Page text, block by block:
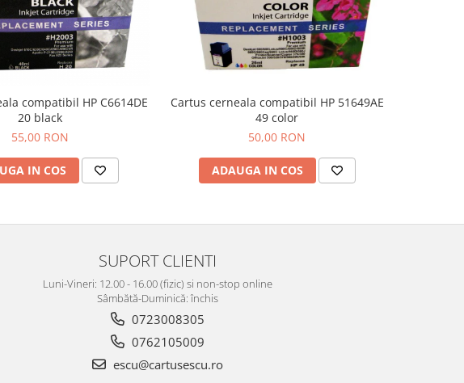
compatibil HP C6614DE
20 black
55,00 RON
IN COS
Cartus cerneala compatibil HP 51649AE
49 color
50,00 RON
ADAUGA IN COS
SUPORT CLIENTI
Luni-Vineri: 12.00 - 16.00 (fizic) si non-stop online
Sâmbătă-Duminică: închis
0723008305
0762105009
escu@cartusescu.ro